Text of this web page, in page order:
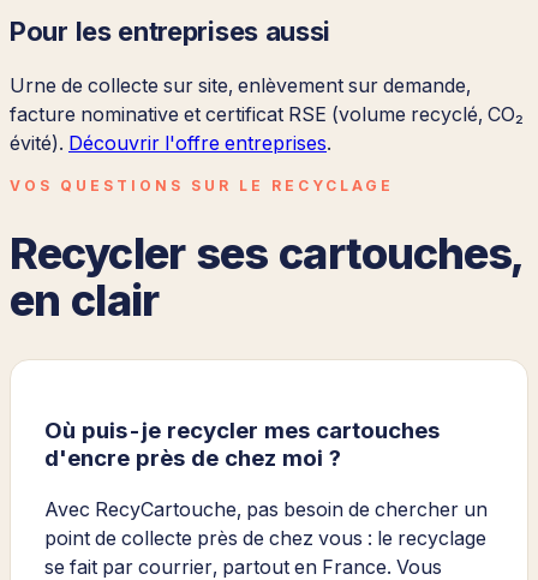
Pour les entreprises aussi
Urne de collecte sur site, enlèvement sur demande,
facture nominative et certificat RSE (volume recyclé, CO₂
évité). Découvrir l'offre entreprises.
VOS QUESTIONS SUR LE RECYCLAGE
Recycler ses cartouches,
en clair
Où puis-je recycler mes cartouches
d'encre près de chez moi ?
Avec RecyCartouche, pas besoin de chercher un
point de collecte près de chez vous : le recyclage
se fait par courrier, partout en France. Vous